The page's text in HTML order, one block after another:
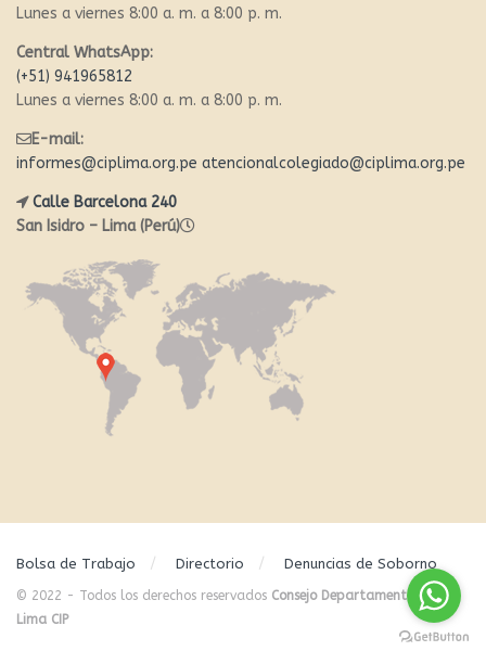
Lunes a viernes 8:00 a. m. a 8:00 p. m.
Central WhatsApp:
(+51) 941965812
Lunes a viernes 8:00 a. m. a 8:00 p. m.
E-mail:
informes@ciplima.org.pe atencionalcolegiado@ciplima.org.pe
Calle Barcelona 240
San Isidro – Lima (Perú)
Bolsa de Trabajo Directorio Denuncias de Soborno
© 2022 - Todos los derechos reservados Consejo Departamental de
Lima CIP